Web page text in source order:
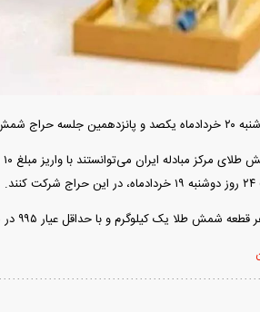
برگزار خواهد شد.
کیلوگرم و با حداقل عیار ۹۹۵ در هزار و روند حراج هم مطابق روال قبل است.
خودرو ۳ میلیارد تومان! / رانت
چیست؟